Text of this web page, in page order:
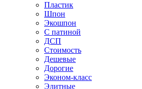
Пластик
Шпон
Экошпон
С патиной
ДСП
Стоимость
Дешевые
Дорогие
Эконом-класс
Элитные